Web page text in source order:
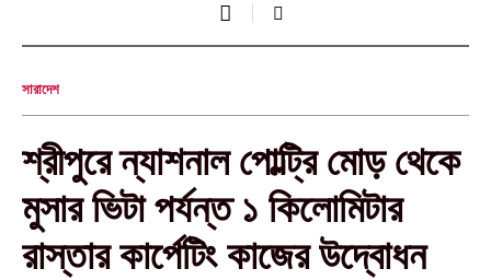
সারাদেশ
শ্রীপুরে ন্যাশনাল পোল্ট্রি মোড় থেকে
মুসার ভিটা পর্যন্ত ১ কিলোমিটার
রাস্তার কার্পেটিং কাজের উদ্বোধন